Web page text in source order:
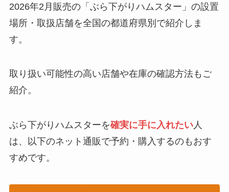
2026年2月販売の「ぶら下がりハムスター」の設置
場所・取扱店舗を全国の都道府県別で紹介しま
す。
取り扱い可能性の高い店舗や在庫の確認方法もご
紹介。
ぶら下がりハムスターを確実に手に入れたい人
は、以下のネット通販で予約・購入するのもおす
すめです。